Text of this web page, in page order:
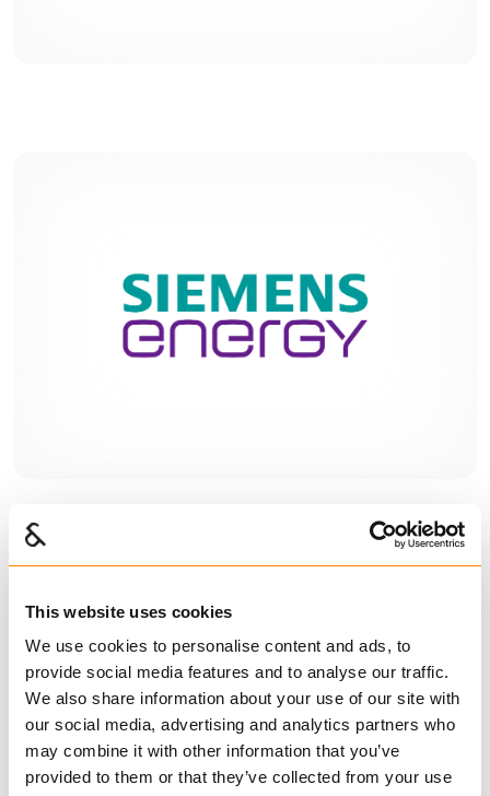
This website uses cookies
We use cookies to personalise content and ads, to
provide social media features and to analyse our traffic.
We also share information about your use of our site with
our social media, advertising and analytics partners who
may combine it with other information that you’ve
provided to them or that they’ve collected from your use